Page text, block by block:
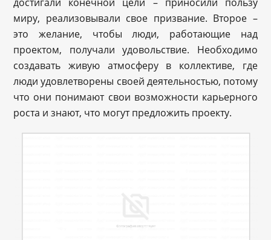
миру, реализовывали свое призвание. Второе –
это желание, чтобы люди, работающие над
проектом, получали удовольствие. Необходимо
создавать живую атмосферу в коллективе, где
люди удовлетворены своей деятельностью, потому
что они понимают свои возможности карьерного
роста и знают, что могут предложить проекту.